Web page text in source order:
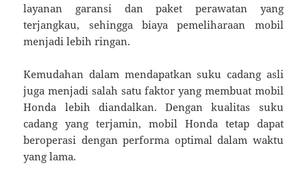
layanan garansi dan paket perawatan yang
terjangkau, sehingga biaya pemeliharaan mobil
menjadi lebih ringan.
Kemudahan dalam mendapatkan suku cadang asli
juga menjadi salah satu faktor yang membuat mobil
Honda lebih diandalkan. Dengan kualitas suku
cadang yang terjamin, mobil Honda tetap dapat
beroperasi dengan performa optimal dalam waktu
yang lama.